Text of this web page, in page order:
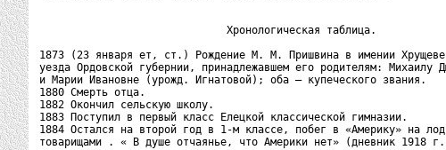
                              Хронологическая таблица.
1873 (23 января ет, ст.) Рождение М. М. Пришвина в имении Хрущеве
уезда Ордовской губернии, принадлежавшем его родителям: Михаилу
и Марии Ивановне (урожд. Игнатовой); оба — купеческого звания.
1880 Смерть отца.
1882 Окончил сельскую школу.
1883 Поступил в первый класс Елецкой классической гимназии.
1884 Остался на второй год в 1-м классе, побег в «Америку» на
товарищами . « В душе отчаянье, что Америки нет» (дневник 1918